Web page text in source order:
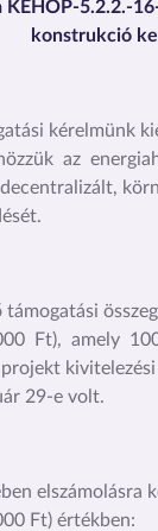
5.2.2.-
konstrukció
kérelmünk
az
támogatási
Ft), amely
29-e volt.
elszámolásra
Ft) értékben: